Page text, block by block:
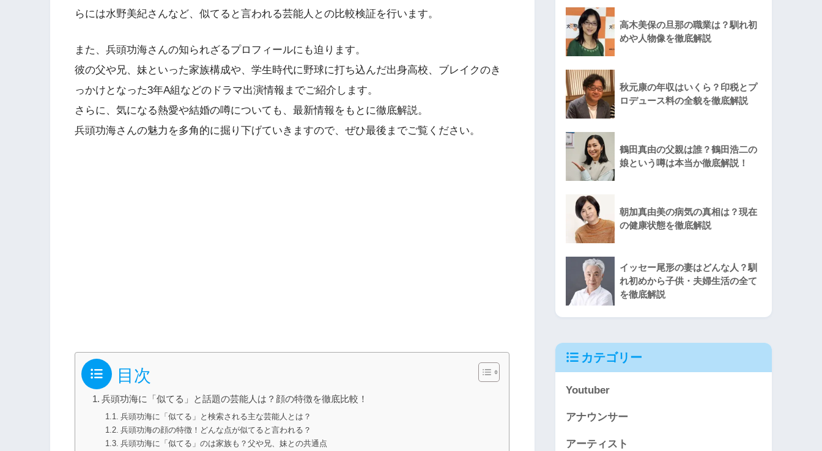
らには水野美紀さんなど、似てると言われる芸能人との比較検証を行います。
また、兵頭功海さんの知られざるプロフィールにも迫ります。
彼の父や兄、妹といった家族構成や、学生時代に野球に打ち込んだ出身高校、ブレイクのき
っかけとなった3年A組などのドラマ出演情報までご紹介します。
さらに、気になる熱愛や結婚の噂についても、最新情報をもとに徹底解説。
兵頭功海さんの魅力を多角的に掘り下げていきますので、ぜひ最後までご覧ください。
目次
兵頭功海に「似てる」と話題の芸能人は？顔の特徴を徹底比較！
兵頭功海に「似てる」と検索される主な芸能人とは？
兵頭功海の顔の特徴！どんな点が似てると言われる？
兵頭功海に「似てる」のは家族も？父や兄、妹との共通点
高木美保の旦那の職業は？馴れ初
めや人物像を徹底解説
秋元康の年収はいくら？印税とプ
ロデュース料の全貌を徹底解説
鶴田真由の父親は誰？鶴田浩二の
娘という噂は本当か徹底解説！
朝加真由美の病気の真相は？現在
の健康状態を徹底解説
イッセー尾形の妻はどんな人？馴
れ初めから子供・夫婦生活の全て
を徹底解説
カテゴリー
Youtuber
アナウンサー
アーティスト